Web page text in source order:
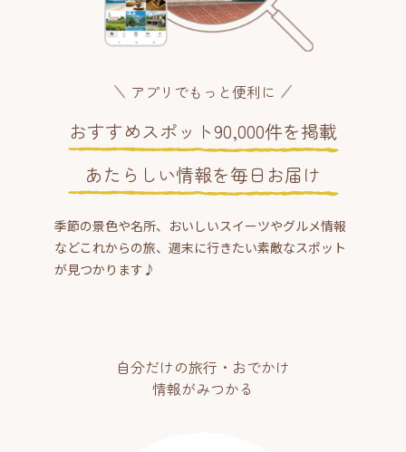
アプリでもっと便利に
おすすめスポット90,000件を掲載
あたらしい情報を毎日お届け
季節の景色や名所、おいしいスイーツやグルメ情報
などこれからの旅、週末に行きたい素敵なスポット
が見つかります♪
自分だけの旅行・おでかけ
情報がみつかる